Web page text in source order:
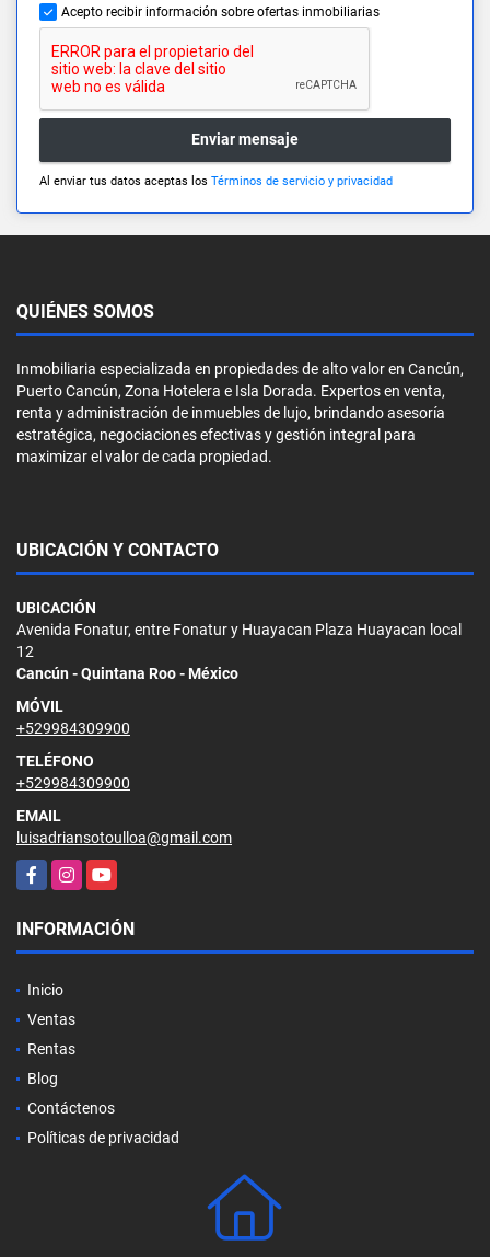
Acepto recibir información sobre ofertas inmobiliarias
Enviar mensaje
Al enviar tus datos aceptas los Términos de servicio y privacidad
QUIÉNES SOMOS
Inmobiliaria especializada en propiedades de alto valor en Cancún,
Puerto Cancún, Zona Hotelera e Isla Dorada. Expertos en venta,
renta y administración de inmuebles de lujo, brindando asesoría
estratégica, negociaciones efectivas y gestión integral para
maximizar el valor de cada propiedad.
UBICACIÓN Y CONTACTO
UBICACIÓN
Avenida Fonatur, entre Fonatur y Huayacan Plaza Huayacan local
12
Cancún - Quintana Roo - México
MÓVIL
+529984309900
TELÉFONO
+529984309900
EMAIL
luisadriansotoulloa@gmail.com
FacebookInstagramYouTube
INFORMACIÓN
Inicio
Ventas
Rentas
Blog
Contáctenos
Políticas de privacidad